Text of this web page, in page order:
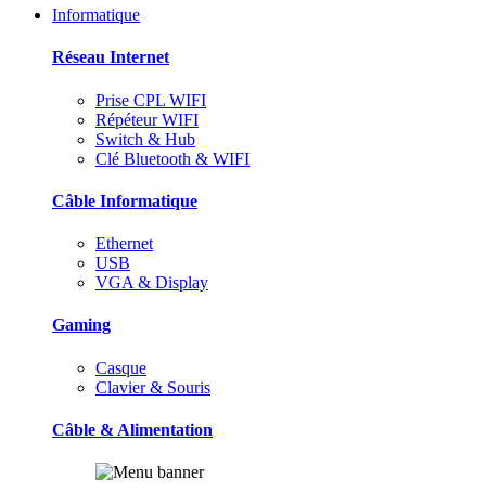
Informatique
Réseau Internet
Prise CPL WIFI
Répéteur WIFI
Switch & Hub
Clé Bluetooth & WIFI
Câble Informatique
Ethernet
USB
VGA & Display
Gaming
Casque
Clavier & Souris
Câble & Alimentation